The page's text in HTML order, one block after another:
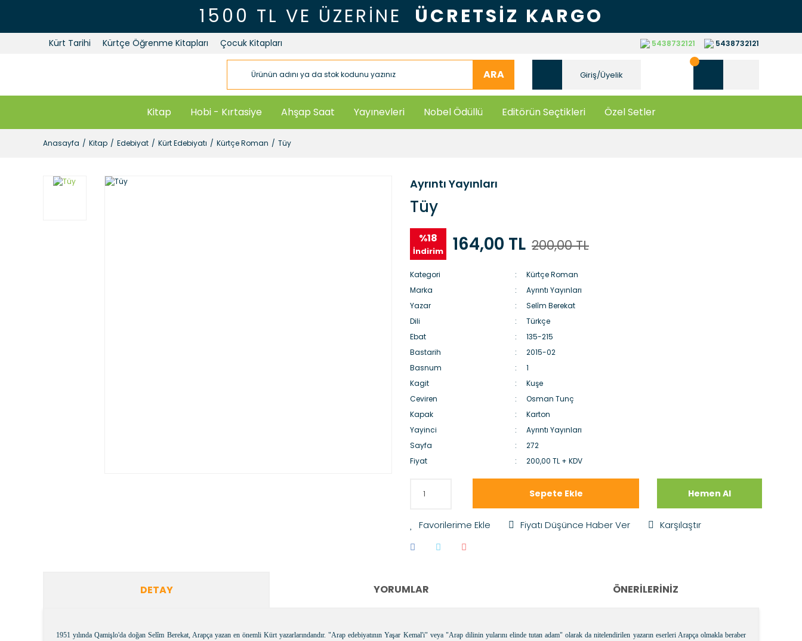
1500 TL VE ÜZERİNE ÜCRETSİZ KARGO
Kürt Tarihi Kürtçe Öğrenme Kitapları Çocuk Kitapları 5438732121 5438732121
ARA Giriş/Üyelik
Kitap Hobi - Kırtasiye Ahşap Saat Yayınevleri Nobel Ödüllü Editörün Seçtikleri Özel Setler
Anasayfa Kitap Edebiyat Kürt Edebiyatı Kürtçe Roman Tüy
Ayrıntı Yayınları
Tüy
%18
İndirim 164,00 TL 200,00 TL
Kategori
Kürtçe Roman
Marka
Ayrıntı Yayınları
Yazar
Selîm Berekat
Dili
Türkçe
Ebat
135-215
Bastarih
2015-02
Basnum
1
Kagit
Kuşe
Ceviren
Osman Tunç
Kapak
Karton
Yayinci
Ayrıntı Yayınları
Sayfa
272
Fiyat
200,00 TL + KDV
Sepete Ekle Hemen Al
Fiyatı Düşünce Haber Ver Karşılaştır
DETAY YORUMLAR ÖNERILERINIZ
1951 yılında Qamişlo'da doğan Selîm Berekat, Arapça yazan en önemli Kürt yazarlarındandır. "Arap edebiyatının Yaşar Kemal'i" veya "Arap dilinin yularını elinde tutan adam" olarak da nitelendirilen yazarın eserleri Arapça olmakla beraber